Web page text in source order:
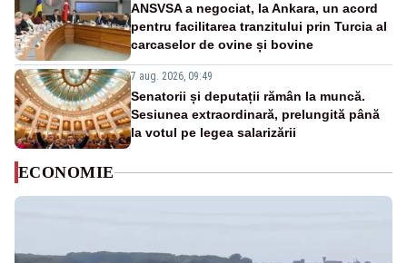
ANSVSA a negociat, la Ankara, un acord
pentru facilitarea tranzitului prin Turcia al
carcaselor de ovine și bovine
7 aug. 2026, 09:49
Senatorii și deputații rămân la muncă.
Sesiunea extraordinară, prelungită până
la votul pe legea salarizării
ECONOMIE